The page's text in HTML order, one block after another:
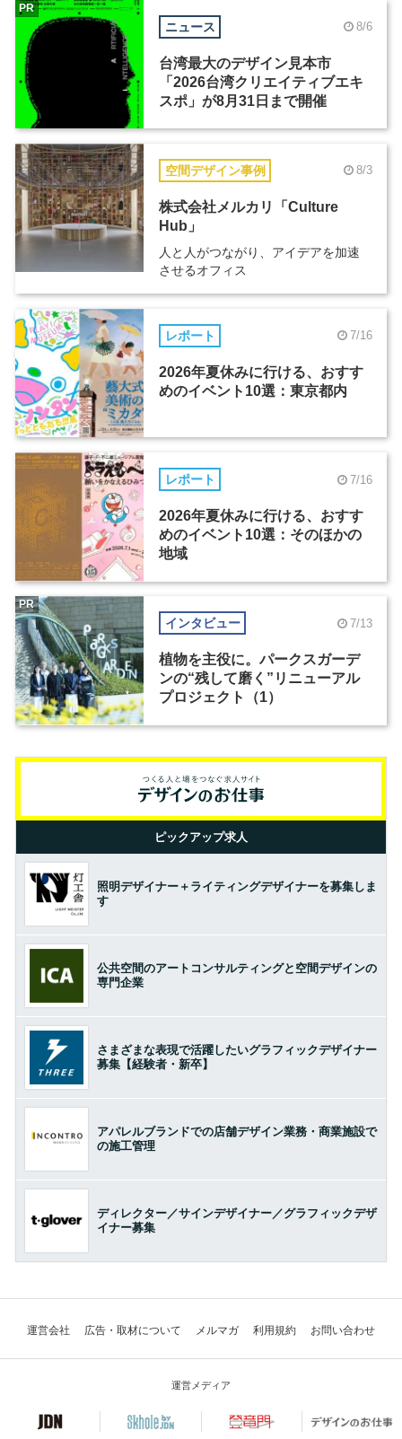
ニュース 8/6
台湾最大のデザイン見本市
「2026台湾クリエイティブエキ
スポ」が8月31日まで開催
PR
空間デザイン事例 8/3
株式会社メルカリ「Culture
Hub」
人と人がつながり、アイデアを加速
させるオフィス
レポート 7/16
2026年夏休みに行ける、おすす
めのイベント10選：東京都内
レポート 7/16
2026年夏休みに行ける、おすす
めのイベント10選：そのほかの
地域
インタビュー 7/13
植物を主役に。パークスガーデ
ンの“残して磨く”リニューアル
プロジェクト（1）
PR
ピックアップ求人
照明デザイナー＋ライティングデザイナーを募集しま
す
公共空間のアートコンサルティングと空間デザインの
専門企業
さまざまな表現で活躍したいグラフィックデザイナー
募集【経験者・新卒】
アパレルブランドでの店舗デザイン業務・商業施設で
の施工管理
ディレクター／サインデザイナー／グラフィックデザ
イナー募集
運営会社 広告・取材について メルマガ 利用規約 お問い合わせ
運営メディア